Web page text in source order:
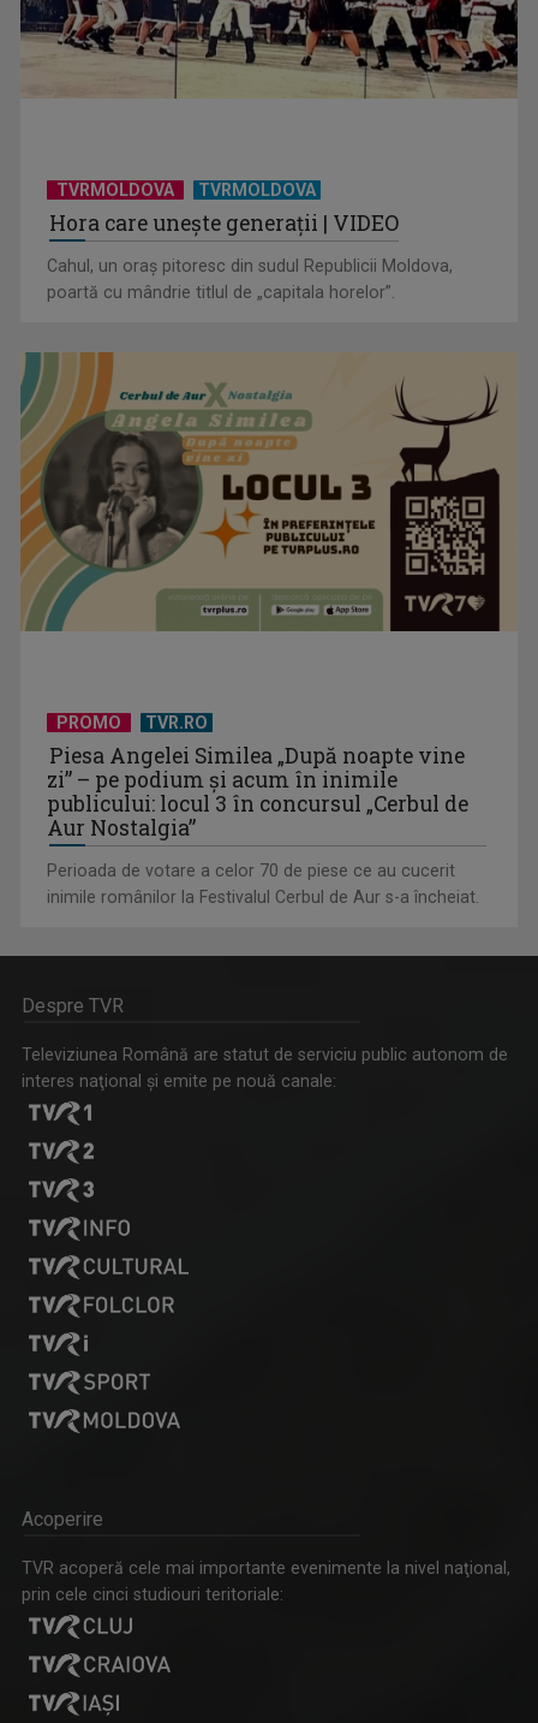
TVRMOLDOVA TVRMOLDOVA
Hora care unește generații | VIDEO
Cahul, un oraș pitoresc din sudul Republicii Moldova,
poartă cu mândrie titlul de „capitala horelor”.
PROMO TVR.RO
Piesa Angelei Similea „După noapte vine
zi” – pe podium şi acum în inimile
publicului: locul 3 în concursul „Cerbul de
Aur Nostalgia”
Perioada de votare a celor 70 de piese ce au cucerit
inimile românilor la Festivalul Cerbul de Aur s-a încheiat.
Despre TVR
Televiziunea Română are statut de serviciu public autonom de
interes naţional şi emite pe nouă canale:
Acoperire
TVR acoperă cele mai importante evenimente la nivel naţional,
prin cele cinci studiouri teritoriale: